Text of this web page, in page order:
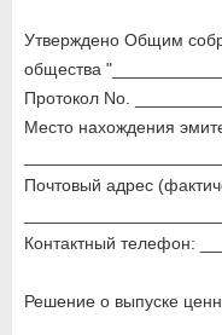
Утверждено Общим
общества
Протокол No.
Место нахождения
Почтовый адрес
Контактный телефон:
Решение о выпуске